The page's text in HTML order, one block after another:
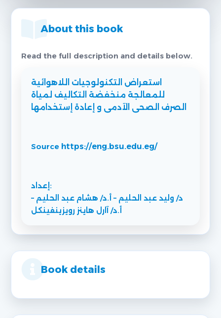
About this book
Read the full description and details below.
استعراض التكنولوجيات اللاهوائية
للمعالجة منخفضة التكاليف لمياة
الصرف الصحى الآدمى و إعادة إستخدامها
Source https://eng.bsu.edu.eg/
إعداد:
د/ وليد عبد الحليم – أ.د/ هشام عبد الحليم –
أ.د/ آارل هاينز رويزينفينكل
Book details